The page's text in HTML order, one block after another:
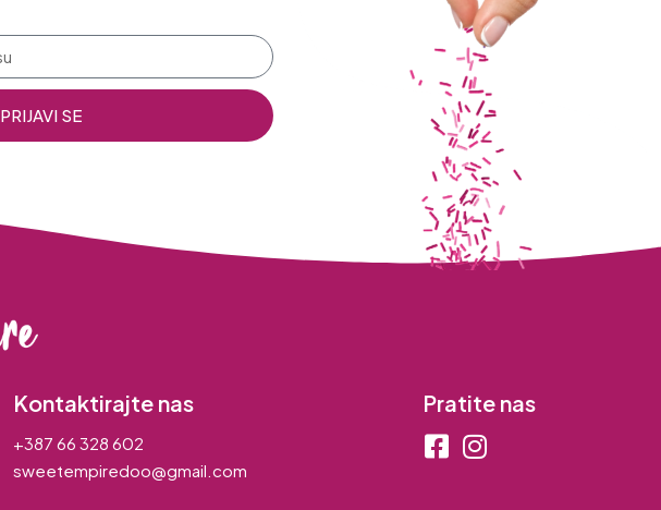
PRIJAVI SE
Kontaktirajte nas
+387 66 328 602
sweetempiredoo@gmail.com
Pratite nas